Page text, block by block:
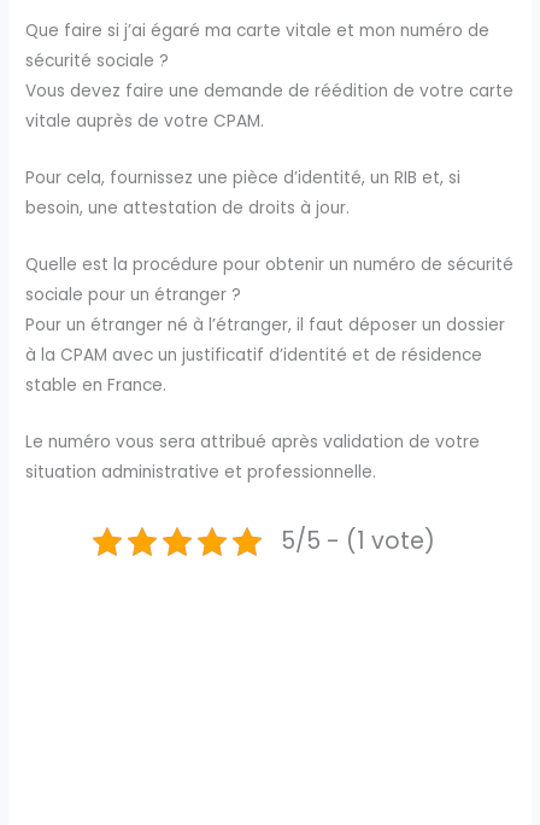
Que faire si j’ai égaré ma carte vitale et mon numéro de
sécurité sociale ?
Vous devez faire une demande de réédition de votre carte
vitale auprès de votre CPAM.
Pour cela, fournissez une pièce d’identité, un RIB et, si
besoin, une attestation de droits à jour.
Quelle est la procédure pour obtenir un numéro de sécurité
sociale pour un étranger ?
Pour un étranger né à l’étranger, il faut déposer un dossier
à la CPAM avec un justificatif d’identité et de résidence
stable en France.
Le numéro vous sera attribué après validation de votre
situation administrative et professionnelle.
5/5 - (1 vote)